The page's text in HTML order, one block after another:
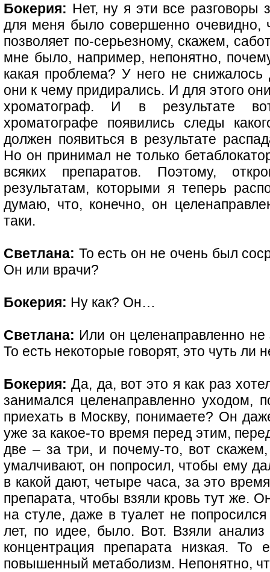
Бокерия: Нет, ну я эти все разговоры
для меня было совершенно
позволяет по-серьезному, скажем,
мне было, например, непонятно,
какая проблема? У него не
они к чему придирались. И для этого
хроматограф. И в результате
хроматографе появились следы
должен появиться в результате
Но он принимал не только
всяких препаратов. Поэтому,
результатам, которыми я теперь
думаю, что, конечно, он
таки.
Светлана: То есть он не очень был
Он или врачи?
Бокерия: Ну как? Он…
Светлана: Или он целенаправленно
То есть некоторые говорят, это чуть ли
Бокерия: Да, да, вот это я как раз
занимался целенаправленно уходом,
приехать в Москву, понимаете? Он
уже за какое-то время перед этим,
две – за три, и почему-то, вот
умалчивают, он попросил, чтобы ему
в какой дают, четыре часа, за это
препарата, чтобы взяли кровь тут же.
на стуле, даже в туалет не
лет, по идее, было. Вот. Взяли
концентрация препарата низкая.
повышенный метаболизм. Непонятно,